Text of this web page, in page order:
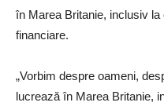
în Marea Britanie, inclusiv
financiare.
„Vorbim despre oameni,
lucrează în Marea Britanie,